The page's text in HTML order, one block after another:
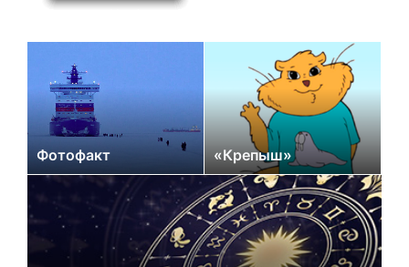
Фотофакт «Крепыш»